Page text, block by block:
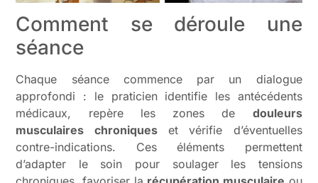
Comment se déroule une
séance
Chaque séance commence par un dialogue
approfondi : le praticien identifie les antécédents
médicaux, repère les zones de douleurs
musculaires chroniqueset vérifie d’éventuelles
contre-indications. Ces éléments permettent
d’adapter le soin pour soulager les tensions